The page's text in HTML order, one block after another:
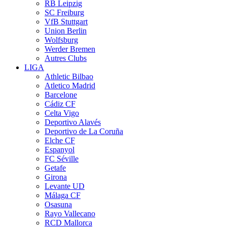
RB Leipzig
SC Freiburg
VfB Stuttgart
Union Berlin
Wolfsburg
Werder Bremen
Autres Clubs
LIGA
Athletic Bilbao
Atletico Madrid
Barcelone
Cádiz CF
Celta Vigo
Deportivo Alavés
Deportivo de La Coruña
Elche CF
Espanyol
FC Séville
Getafe
Girona
Levante UD
Málaga CF
Osasuna
Rayo Vallecano
RCD Mallorca